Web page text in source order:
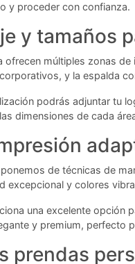
y proceder con confianza.
y tamaños
ofrecen múltiples zonas
y la espalda
podrás adjuntar tu
dimensiones de cada
de técnicas de
excepcional y colores
una excelente
y premium, perfecto
prendas